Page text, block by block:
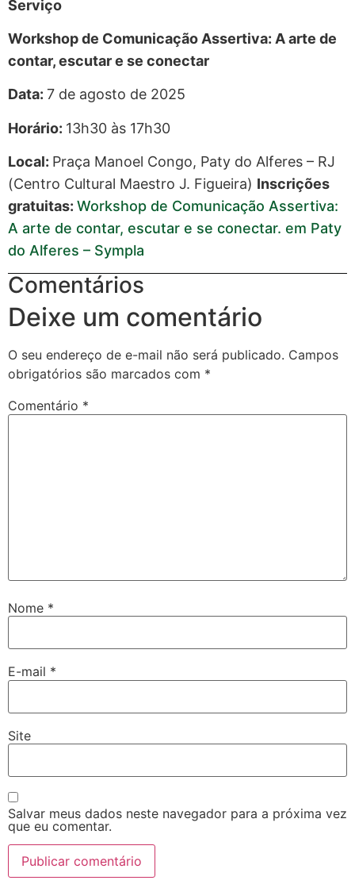
Serviço
Workshop de Comunicação Assertiva: A arte de
contar, escutar e se conectar
Data: 7 de agosto de 2025
Horário: 13h30 às 17h30
Local: Praça Manoel Congo, Paty do Alferes – RJ
(Centro Cultural Maestro J. Figueira) Inscrições
gratuitas: Workshop de Comunicação Assertiva:
A arte de contar, escutar e se conectar. em Paty
do Alferes – Sympla
Comentários
Deixe um comentário
O seu endereço de e-mail não será publicado. Campos
obrigatórios são marcados com *
Comentário *
Nome *
E-mail *
Site
Salvar meus dados neste navegador para a próxima vez
que eu comentar.